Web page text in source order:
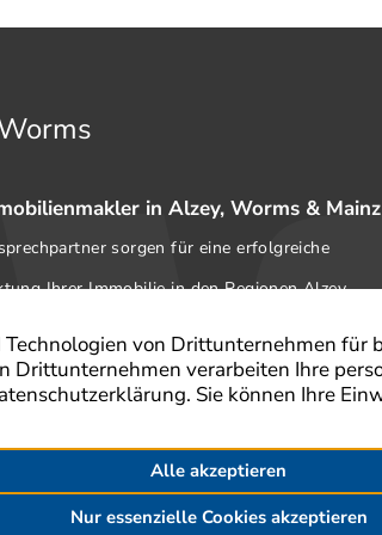
in Alzey, Worms & Mainz
sorgen für eine erfolgreiche
Ihrer Immobilie in den Regionen Alzey,
verkaufen